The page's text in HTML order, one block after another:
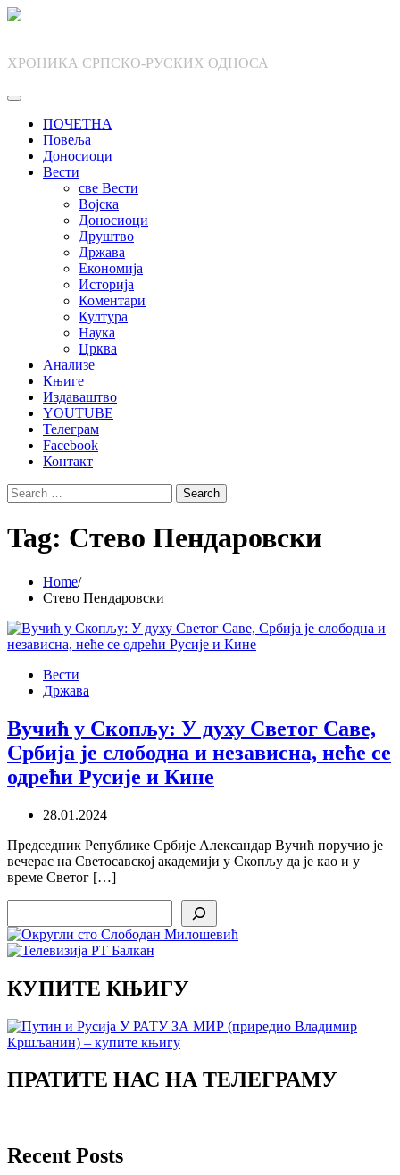
Skip
ХРОНИКА СРПСКО-РУСКИХ ОДНОСА
ПОЧЕТНА
Повеља
Доносиоци
Вести
све Вести
Војска
Доносиоци
Друштво
Држава
Економија
Историја
Коментари
Култура
Наука
Црква
Анализе
Књиге
Издаваштво
YOUTUBE
Телеграм
Facebook
Контакт
Search
for:
Tag: Стево Пендаровски
Home
Стево Пендаровски
Вести
Држава
Вучић у Скопљу: У духу Светог Саве,
Србија је слободна и независна, неће се
одрећи Русије и Кине
28.01.2024
Председник Републике Србије Александар Вучић поручио је
вечерас на Светосавској академији у Скопљу да је као и у
време Светог […]
КУПИТЕ КЊИГУ
ПРАТИТЕ НАС НА ТЕЛЕГРАМУ
Recent Posts